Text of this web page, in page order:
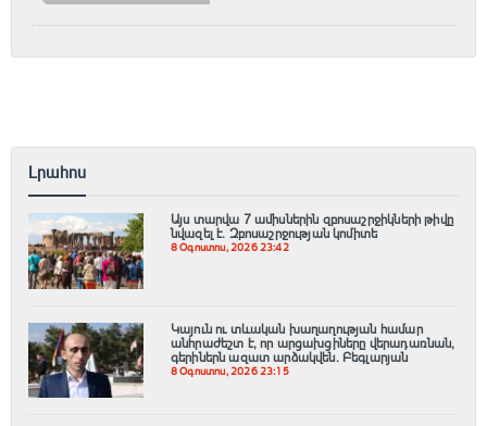
Լրահոս
Այս տարվա 7 ամիսներին զբոսաշրջիկների թիվը
նվազել է. Զբոսաշրջության կոմիտե
8 Օգոստոս, 2026 23:42
Կայուն ու տևական խաղաղության համար
անհրաժեշտ է, որ արցախցիները վերադառնան,
գերիներն ազատ արձակվեն․ Բեգլարյան
8 Օգոստոս, 2026 23:15